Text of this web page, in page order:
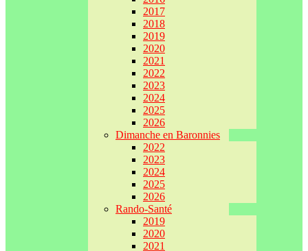
2017
2018
2019
2020
2021
2022
2023
2024
2025
2026
Dimanche en Baronnies
2022
2023
2024
2025
2026
Rando-Santé
2019
2020
2021